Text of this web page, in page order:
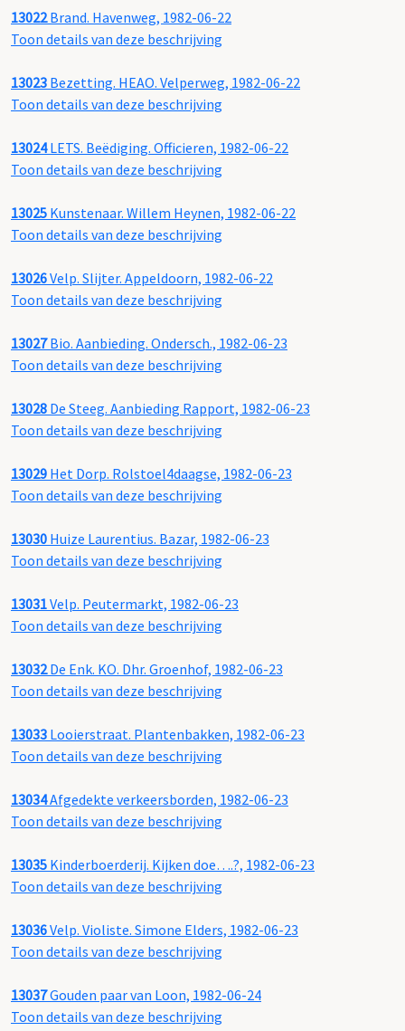
13022Brand. Havenweg, 1982-06-22
Toon details van deze beschrijving
13023 Bezetting. HEAO. Velperweg, 1982-06-22
Toon details van deze beschrijving
13024LETS. Beëdiging. Officieren, 1982-06-22
Toon details van deze beschrijving
13025 Kunstenaar. Willem Heynen, 1982-06-22
Toon details van deze beschrijving
13026Velp. Slijter. Appeldoorn, 1982-06-22
Toon details van deze beschrijving
13027Bio. Aanbieding. Ondersch., 1982-06-23
Toon details van deze beschrijving
13028 De Steeg. Aanbieding Rapport, 1982-06-23
Toon details van deze beschrijving
13029 Het Dorp. Rolstoel4daagse, 1982-06-23
Toon details van deze beschrijving
13030 Huize Laurentius. Bazar, 1982-06-23
Toon details van deze beschrijving
13031Velp. Peutermarkt, 1982-06-23
Toon details van deze beschrijving
13032De Enk. KO. Dhr. Groenhof, 1982-06-23
Toon details van deze beschrijving
13033 Looierstraat. Plantenbakken, 1982-06-23
Toon details van deze beschrijving
13034Afgedekte verkeersborden, 1982-06-23
Toon details van deze beschrijving
13035 Kinderboerderij. Kijken doe….?, 1982-06-23
Toon details van deze beschrijving
13036Velp. Violiste. Simone Elders, 1982-06-23
Toon details van deze beschrijving
13037Gouden paar van Loon, 1982-06-24
Toon details van deze beschrijving